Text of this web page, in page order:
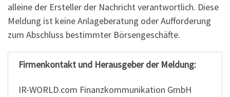
alleine der Ersteller der Nachricht verantwortlich. Diese
Meldung ist keine Anlageberatung oder Aufforderung
zum Abschluss bestimmter Börsengeschäfte.
Firmenkontakt und Herausgeber der Meldung:
IR-WORLD.com Finanzkommunikation GmbH